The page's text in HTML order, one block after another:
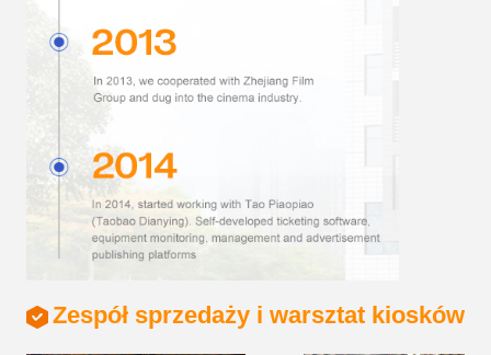
Zespół sprzedaży i warsztat kiosków